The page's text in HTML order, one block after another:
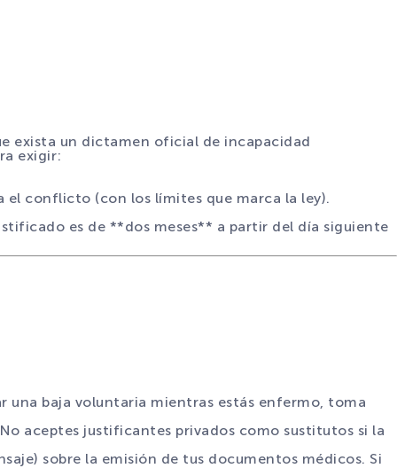
exista un dictamen oficial de incapacidad
exigir:
el conflicto (con los límites que marca la ley).
es de **dos meses** a partir del día siguiente
una baja voluntaria mientras estás enfermo, toma
aceptes justificantes privados como sustitutos si la
sobre la emisión de tus documentos médicos. Si